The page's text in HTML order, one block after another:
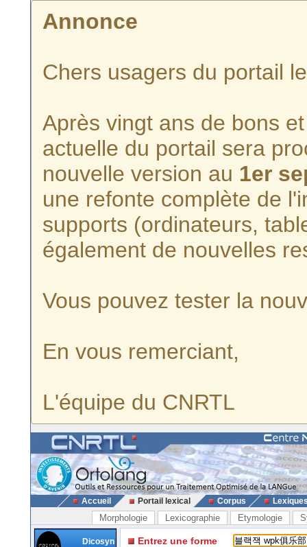
Annonce
Chers usagers du portail
Après vingt ans de bons
actuelle du portail sera
nouvelle version au 1er
une refonte complète de
supports (ordinateurs,
également de nouvelles
Vous pouvez tester la
En vous remerciant,
L'équipe du CNRTL
Accueil Portail lexical Corpus
Morphologie Lexicographie Etymologie
Dicosyn
Entrez une forme